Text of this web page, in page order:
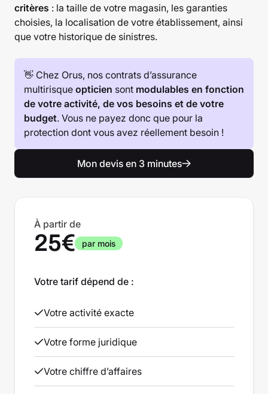
critères : la taille de votre magasin, les garanties
choisies, la localisation de votre établissement, ainsi
que votre historique de sinistres.
👋 Chez Orus, nos contrats d’assurance
multirisque opticien sont modulables en fonction
de votre activité, de vos besoins et de votre
budget. Vous ne payez donc que pour la
protection dont vous avez réellement besoin !
Mon devis en 3 minutes
À partir de
25€ par mois
Votre tarif dépend de :
Votre activité exacte
Votre forme juridique
Votre chiffre d’affaires